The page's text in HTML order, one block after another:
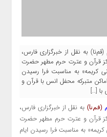
به نقل از خبرگزاری فارس،
قرآن و عترت حرم مطهر حضرت
کریمه» به مناسبت فرا رسیدن
متبرکه محفل انس با قرآن و
با […]
(قم‌نا) به نقل از خبرگزاری فارس،
قرآن و عترت حرم مطهر حضرت
به مناسبت فرا رسیدن ایام